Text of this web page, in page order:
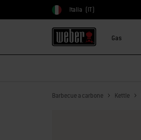
Scegli paese
Italia (IT)
Gas
Barbecue a carbone Kettle